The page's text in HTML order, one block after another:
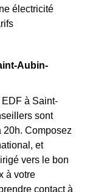
électricité
Aubin-
à Saint-
sont
Composez
et
vers le bon
à votre
contact à